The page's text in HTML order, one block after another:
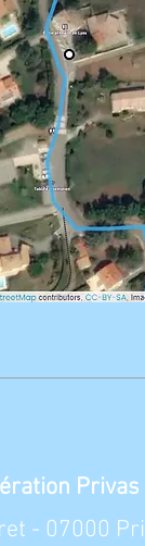
- 07000